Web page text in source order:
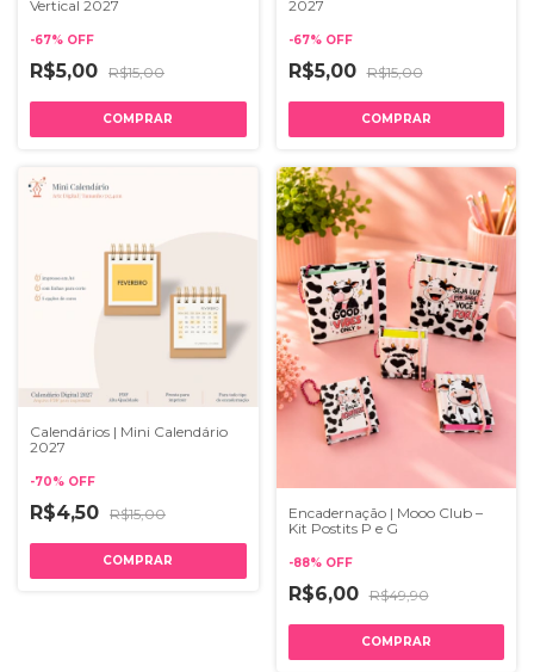
Vertical 2027
-67% OFF
R$5,00 R$15,00
2027
-67% OFF
R$5,00 R$15,00
Calendários | Mini Calendário
2027
-70% OFF
R$4,50 R$15,00
Encadernação | Mooo Club –
Kit Postits P e G
-88% OFF
R$6,00 R$49,90